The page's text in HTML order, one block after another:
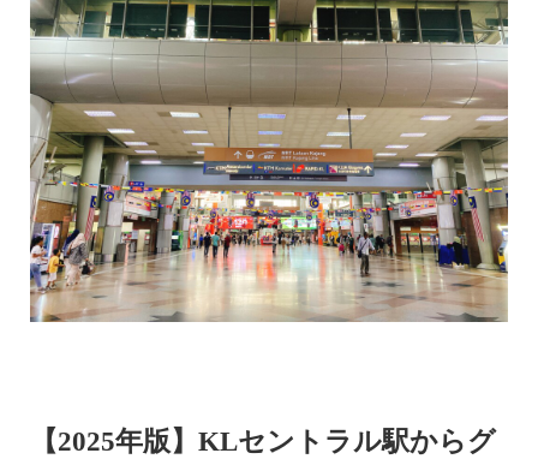
【2025年版】KLセントラル駅からグ